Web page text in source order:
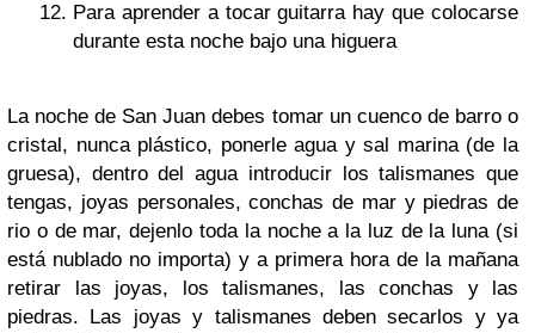
Para aprender a tocar guitarra hay que colocarse
durante esta noche bajo una higuera
La noche de San Juan debes tomar un cuenco de barro o
cristal, nunca plástico, ponerle agua y sal marina (de la
gruesa), dentro del agua introducir los talismanes que
tengas, joyas personales, conchas de mar y piedras de
rio o de mar, dejenlo toda la noche a la luz de la luna (si
está nublado no importa) y a primera hora de la mañana
retirar las joyas, los talismanes, las conchas y las
piedras. Las joyas y talismanes deben secarlos y ya